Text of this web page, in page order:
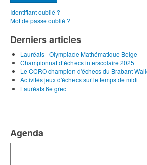
Identifiant oublié ?
Mot de passe oublié ?
Derniers articles
Lauréats - Olympiade Mathématique Belge
Championnat d’échecs interscolaire 2025
Le CCRO champion d'échecs du Brabant
Activités jeux d'échecs sur le temps de midi
Lauréats 6e grec
Agenda